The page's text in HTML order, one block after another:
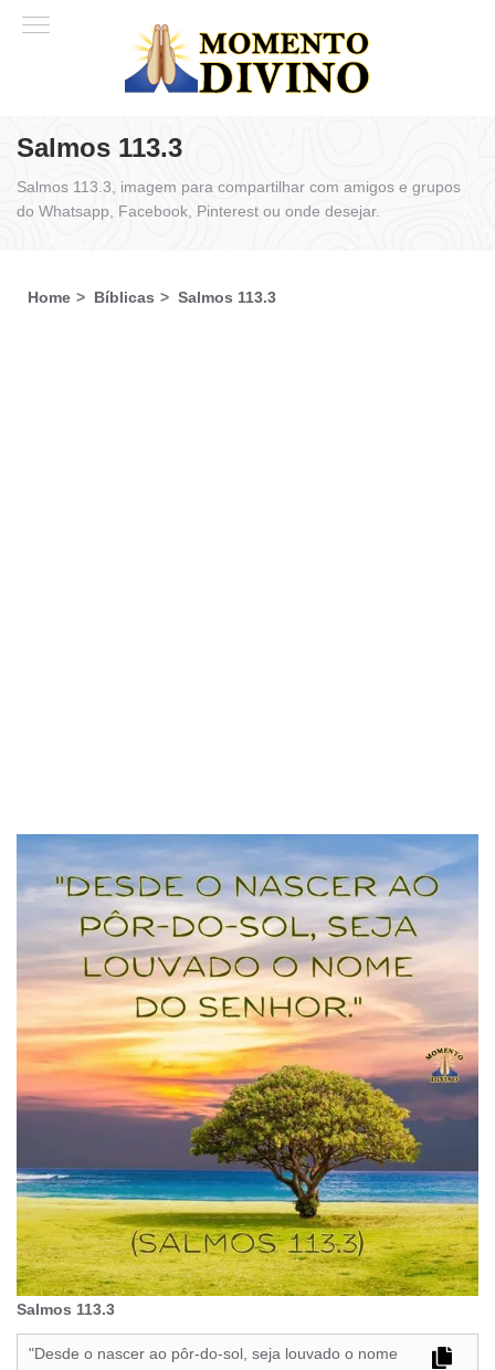
Salmos 113.3
Salmos 113.3, imagem para compartilhar com amigos e grupos
do Whatsapp, Facebook, Pinterest ou onde desejar.
Home Bíblicas Salmos 113.3
Salmos 113.3
"Desde o nascer ao pôr-do-sol, seja louvado o nome